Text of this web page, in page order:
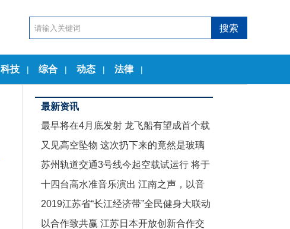
科技 | 综合 | 动态 | 法律 |
最新资讯
最早将在4月底发射 龙飞船有望成首个载
人商业航天器
又见高空坠物 这次扔下来的竟然是玻璃
茶几
苏州轨道交通3号线今起空载试运行 将于
12月底试运营
十四台高水准音乐演出 江南之声，以音
乐节的名义致敬古典
2019江苏省“长江经济带”全民健身大联动
暨“舞动江苏”无锡赛区启动仪式举行
以合作致共赢 江苏日本开放创新合作交